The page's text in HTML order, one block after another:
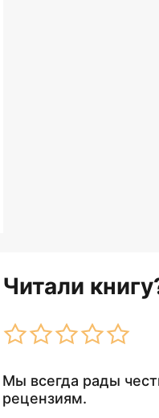
Читали
Мы всегда рады
рецензиям.